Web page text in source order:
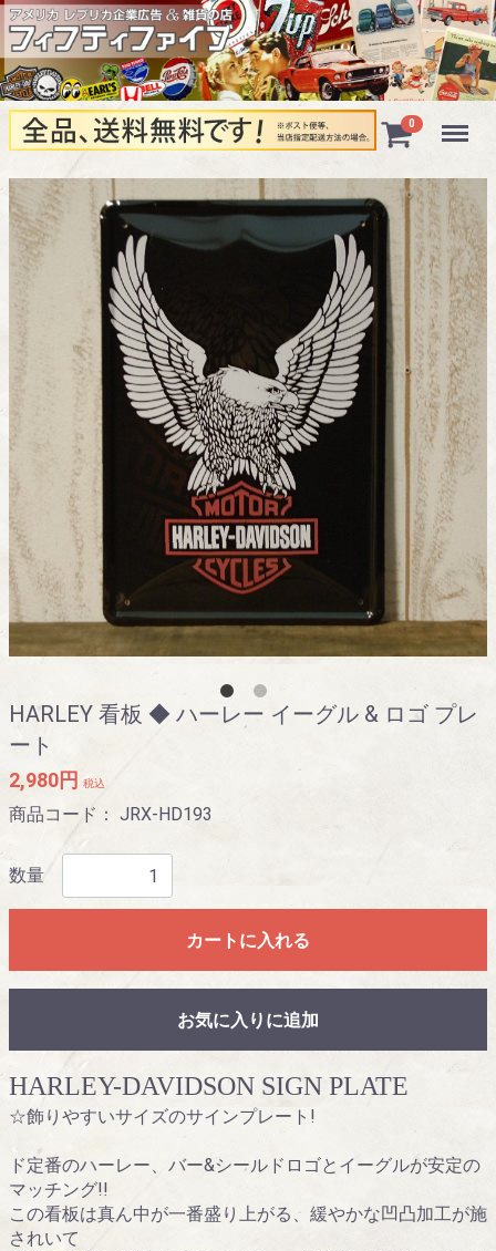
0 Menu
HARLEY 看板 ◆ ハーレー イーグル & ロゴ プレ
ート
2,980円 税込
商品コード： JRX-HD193
数量
カートに入れる
お気に入りに追加
HARLEY-DAVIDSON SIGN PLATE
☆飾りやすいサイズのサインプレート!
ド定番のハーレー、バー&シールドロゴとイーグルが安定の
マッチング!!
この看板は真ん中が一番盛り上がる、緩やかな凹凸加工が施
されいて